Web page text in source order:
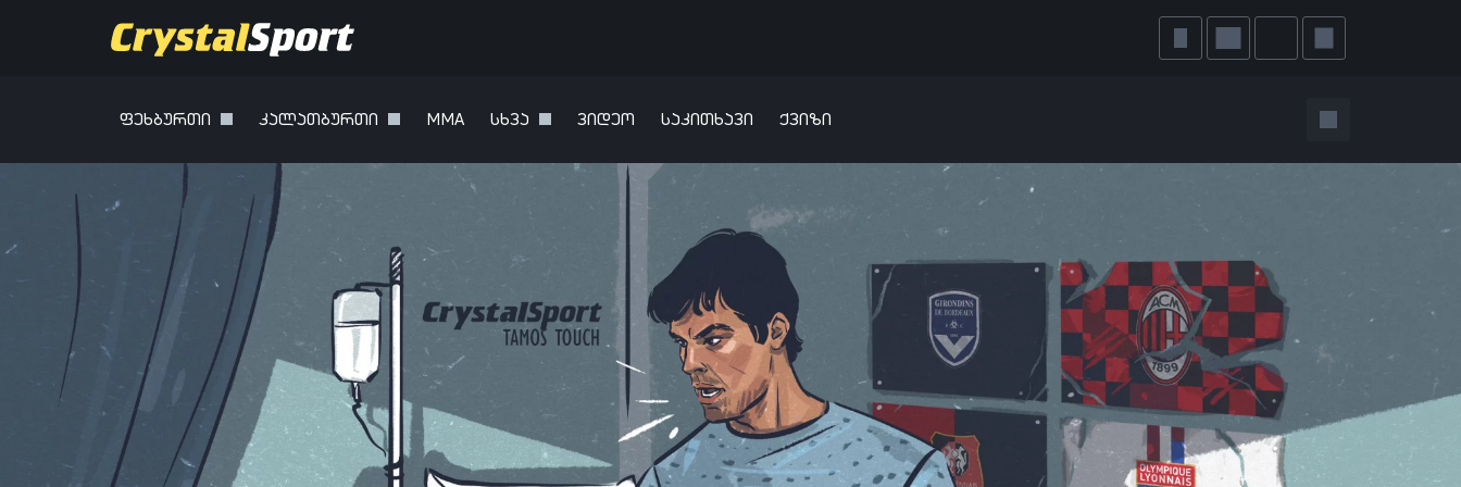
ფეხბურთი კალათბურთი MMA სხვა ვიდეო საკითხავი ქვიზი